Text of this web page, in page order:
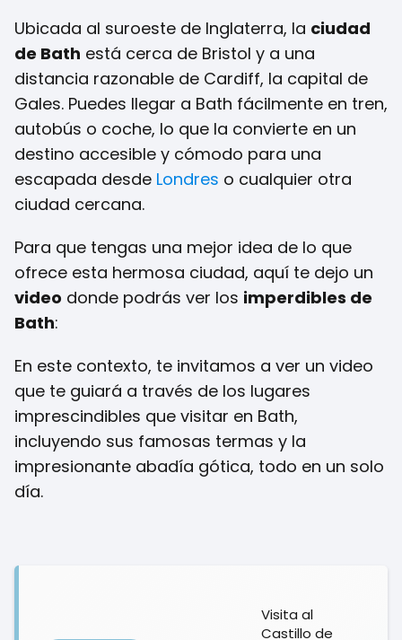
Ubicada al suroeste de Inglaterra, la ciudad
de Bath está cerca de Bristol y a una
distancia razonable de Cardiff, la capital de
Gales. Puedes llegar a Bath fácilmente en tren,
autobús o coche, lo que la convierte en un
destino accesible y cómodo para una
escapada desde Londres o cualquier otra
ciudad cercana.
Para que tengas una mejor idea de lo que
ofrece esta hermosa ciudad, aquí te dejo un
video donde podrás ver los imperdibles de
Bath:
En este contexto, te invitamos a ver un video
que te guiará a través de los lugares
imprescindibles que visitar en Bath,
incluyendo sus famosas termas y la
impresionante abadía gótica, todo en un solo
día.
Visita al
Castillo de